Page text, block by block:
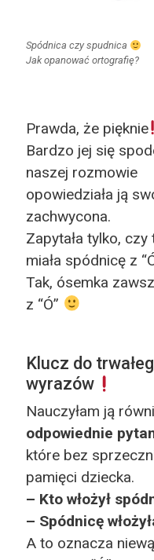
Spódnica czy spudnica
Jak opanować ortografię?
Prawda, że pięknie
Bardzo jej się
naszej rozmowie
opowiedziała ją
zachwycona.
Zapytała tylko,
miała spódnicę z
Tak, ósemka
z “Ó”
Klucz do
wyrazów
Nauczyłam ją
odpowiednie
które bez
pamięci dziecka.
– Kto włożył
– Spódnicę
A to oznacza